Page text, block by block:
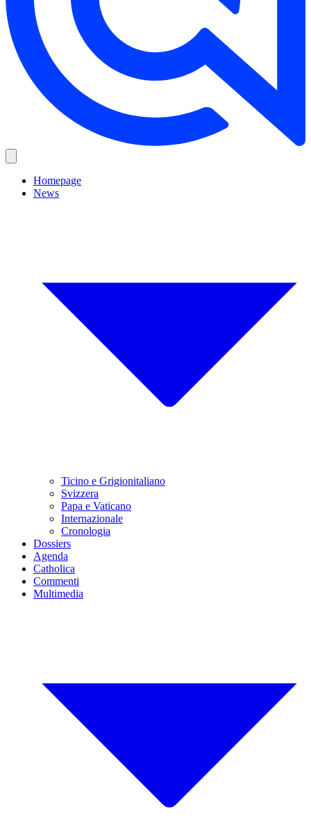
Homepage
News
Ticino e Grigionitaliano
Svizzera
Papa e Vaticano
Internazionale
Cronologia
Dossiers
Agenda
Catholica
Commenti
Multimedia